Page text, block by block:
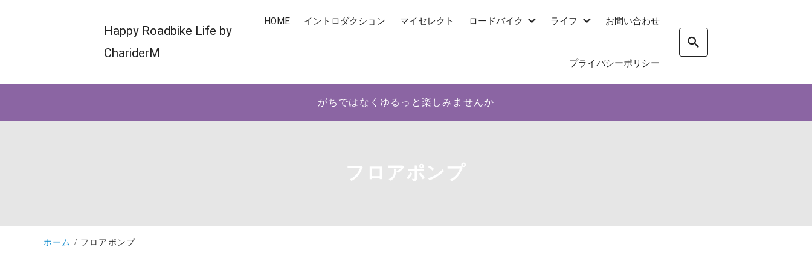
Happy Roadbike Life by
ChariderM
HOME イントロダクション マイセレクト ロードバイク ライフ お問い合わせ
プライバシーポリシー
がちではなくゆるっと楽しみませんか
フロアポンプ
ホーム フロアポンプ